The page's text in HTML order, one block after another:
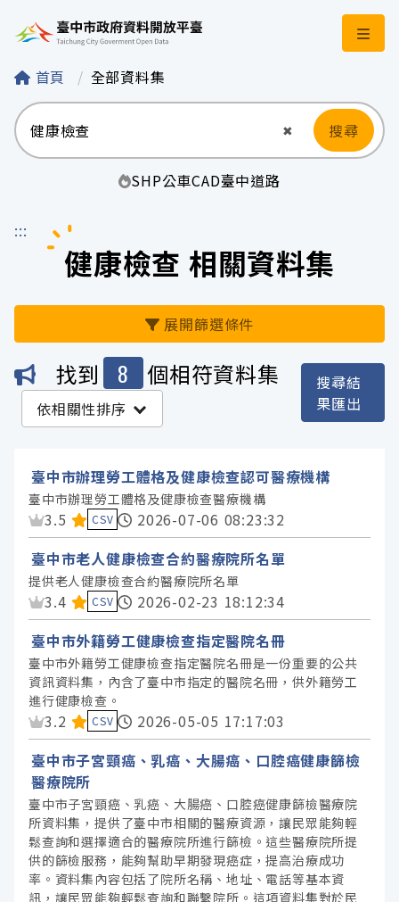
臺中市政府資料開
首頁 全部資料集
✖ 清空輸入
搜尋
SHP公車CAD臺中道路
:::
健康檢查 相關資料集
展開篩選條件
機關
服務分類
格式
標籤
授權
找到 8 個相符資料集
依相關性排序
搜尋結
果匯出
臺中市辦理勞工體格及健康檢查認可醫療機構
臺中市辦理勞工體格及健康檢查醫療機構
資料集評分：
3.5 CSV
2026-07-06 08:23:32
臺中市老人健康檢查合約醫療院所名單
提供老人健康檢查合約醫療院所名單
資料集評分：
3.4 CSV
2026-02-23 18:12:34
臺中市外籍勞工健康檢查指定醫院名冊
臺中市外籍勞工健康檢查指定醫院名冊是一份重要的公共
資訊資料集，內含了臺中市指定的醫院名冊，供外籍勞工
進行健康檢查。
資料集評分：
3.2 CSV
2026-05-05 17:17:03
臺中市子宮頸癌、乳癌、大腸癌、口腔癌健康篩檢
醫療院所
臺中市子宮頸癌、乳癌、大腸癌、口腔癌健康篩檢醫療院
所資料集，提供了臺中市相關的醫療資源，讓民眾能夠輕
鬆查詢和選擇適合的醫療院所進行篩檢。這些醫療院所提
供的篩檢服務，能夠幫助早期發現癌症，提高治療成功
率。資料集內容包括了院所名稱、地址、電話等基本資
訊，讓民眾能夠輕鬆查詢和聯繫院所。這項資料集對於民